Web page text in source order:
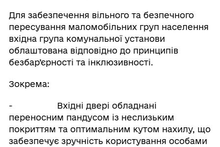
Для забезпечення вільного та безпечного
пересування маломобільних груп населення
вхідна група комунальної установи
облаштована відповідно до принципів
безбар’єрності та інклюзивності.
Зокрема:
- Вхідні двері обладнані
переносним пандусом із неслизьким
покриттям та оптимальним кутом нахилу, що
забезпечує зручність користування особами